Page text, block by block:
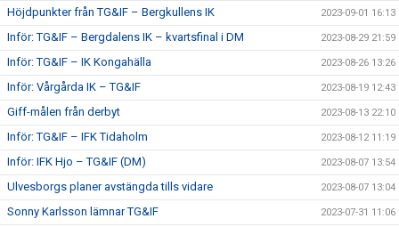
Höjdpunkter från TG&IF – Bergkullens IK 2023-09-01 16:13
Inför: TG&IF – Bergdalens IK – kvartsfinal i DM 2023-08-29 21:59
Inför: TG&IF – IK Kongahälla 2023-08-26 13:26
Inför: Vårgårda IK – TG&IF 2023-08-19 12:43
Giff-målen från derbyt 2023-08-13 22:10
Inför: TG&IF – IFK Tidaholm 2023-08-12 11:19
Inför: IFK Hjo – TG&IF (DM) 2023-08-07 13:54
Ulvesborgs planer avstängda tills vidare 2023-08-07 13:04
Sonny Karlsson lämnar TG&IF 2023-07-31 11:06